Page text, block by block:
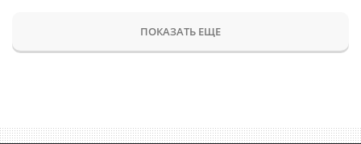
ПОКАЗАТЬ ЕЩЕ